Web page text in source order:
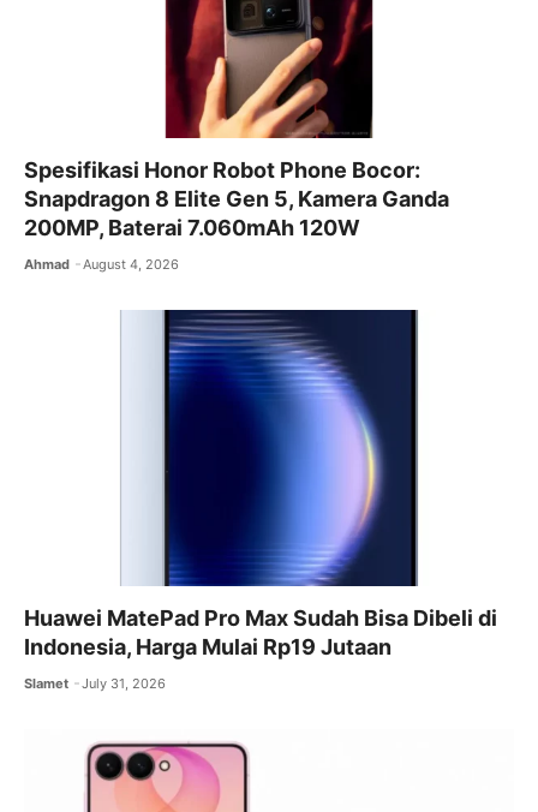
Spesifikasi Honor Robot Phone Bocor:
Snapdragon 8 Elite Gen 5, Kamera Ganda
200MP, Baterai 7.060mAh 120W
Ahmad August 4, 2026
Huawei MatePad Pro Max Sudah Bisa Dibeli di
Indonesia, Harga Mulai Rp19 Jutaan
Slamet July 31, 2026